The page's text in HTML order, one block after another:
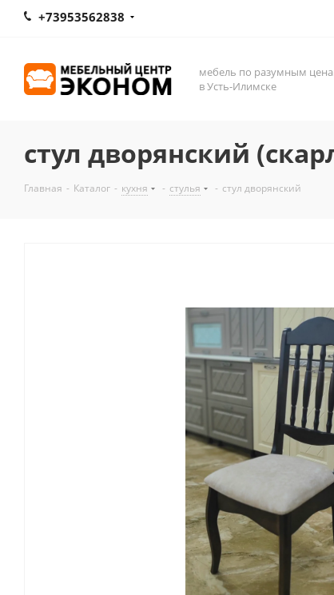
+73953562838
мебель по разумным
в Усть-Илимске
стул дворянский
Главная - Каталог - кухня - стулья - стул дворянский